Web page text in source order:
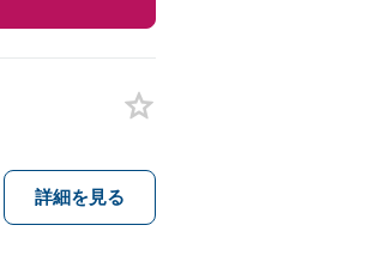
詳細を見る